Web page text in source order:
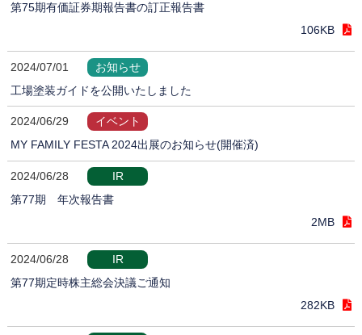
第75期有価証券期報告書の訂正報告書
106KB
2024/07/01
お知らせ
工場塗装ガイドを公開いたしました
2024/06/29
イベント
MY FAMILY FESTA 2024出展のお知らせ(開催済)
2024/06/28
IR
第77期 年次報告書
2MB
2024/06/28
IR
第77期定時株主総会決議ご通知
282KB